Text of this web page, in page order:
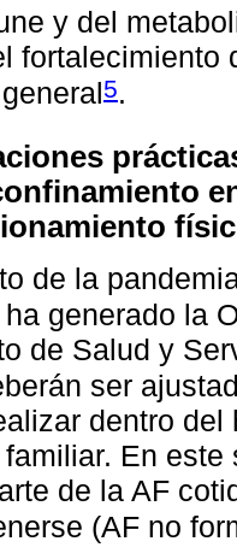
y del
fortalecimiento
5.
de la
generado la
de Salud y
ser
dentro
En
de la AF
(AF no